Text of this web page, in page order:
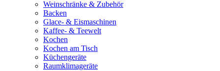
Weinschränke & Zubehör
Backen
Glace- & Eismaschinen
Kaffee- & Teewelt
Kochen
Kochen am Tisch
Küchengeräte
Raumklimageräte